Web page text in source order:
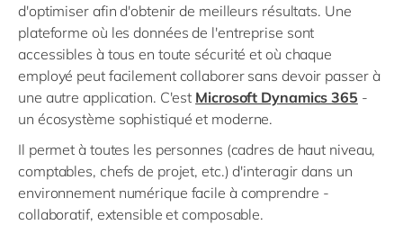
d'optimiser afin d'obtenir de meilleurs résultats. Une
plateforme où les données de l'entreprise sont
accessibles à tous en toute sécurité et où chaque
employé peut facilement collaborer sans devoir passer à
une autre application. C'est Microsoft Dynamics 365 -
un écosystème sophistiqué et moderne.
Il permet à toutes les personnes (cadres de haut niveau,
comptables, chefs de projet, etc.) d'interagir dans un
environnement numérique facile à comprendre -
collaboratif, extensible et composable.